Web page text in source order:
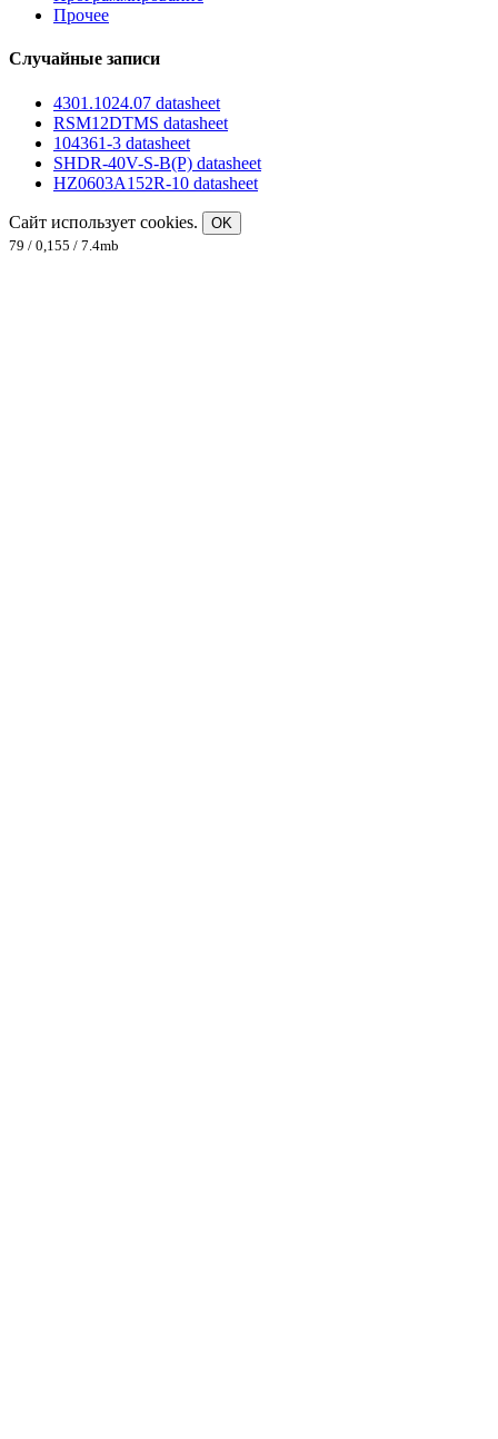
Прочее
Случайные записи
4301.1024.07 datasheet
RSM12DTMS datasheet
104361-3 datasheet
SHDR-40V-S-B(P) datasheet
HZ0603A152R-10 datasheet
Сайт использует cookies.
OK
79 / 0,155 / 7.4mb